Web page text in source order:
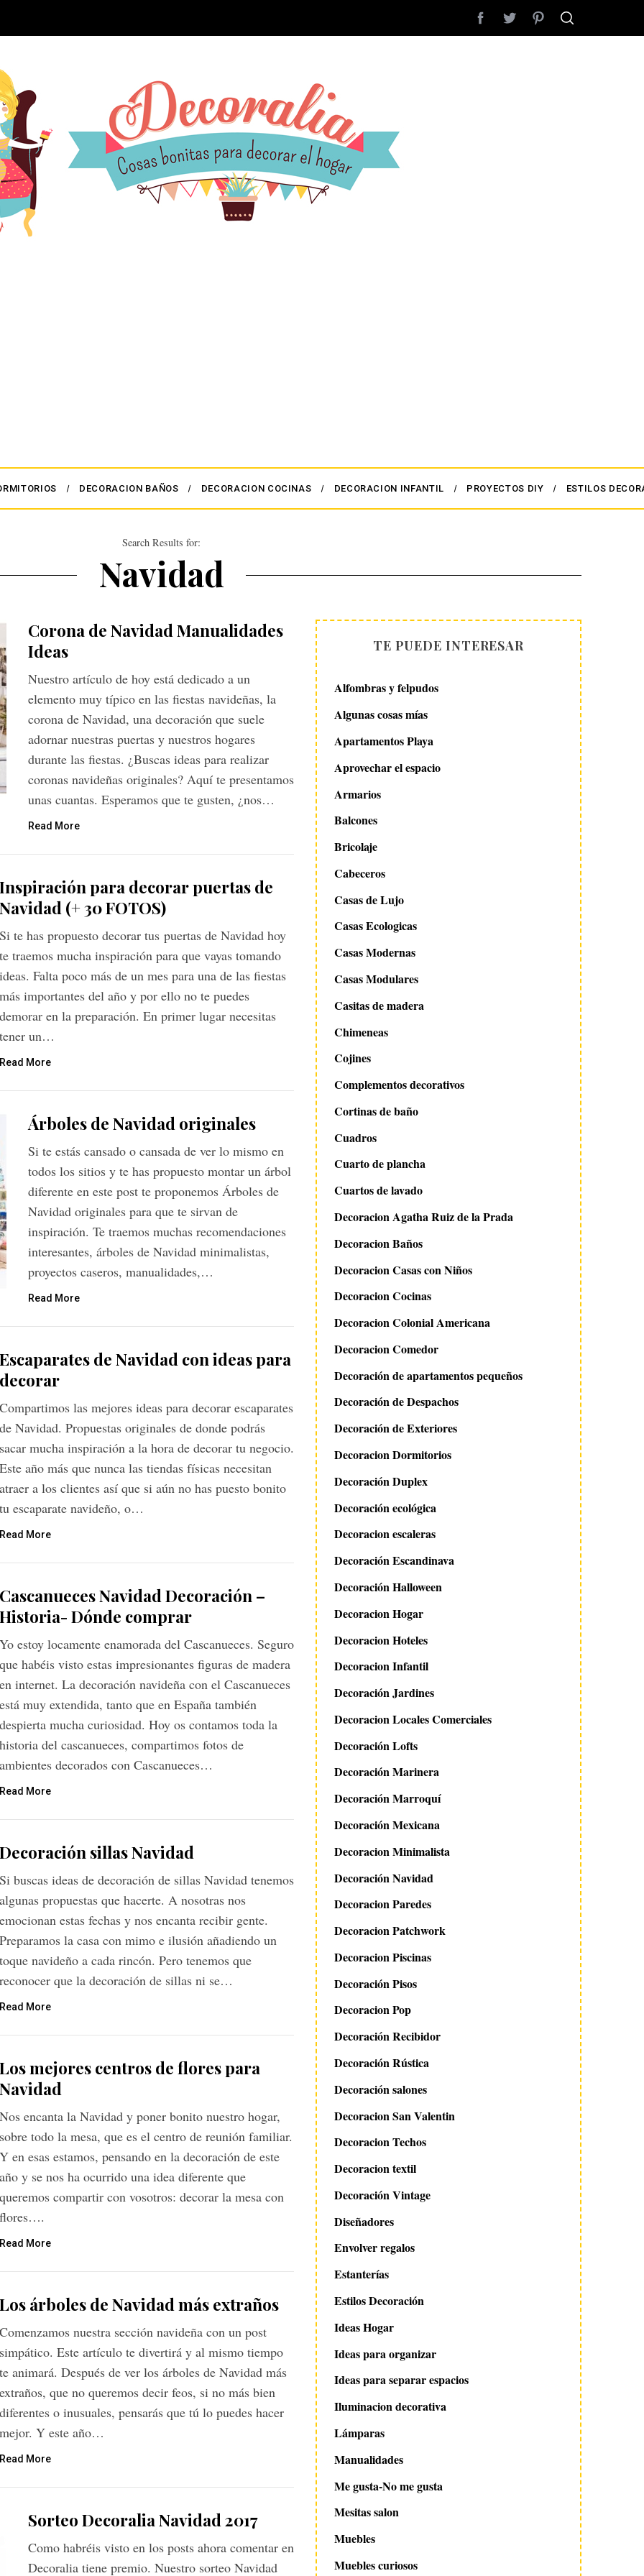
DECORACION BAÑOS DECORACION COCINAS DECORACION INFANTIL PROYECTOS DIY ESTILOS
Search Results for:
Navidad
Corona de Navidad Manualidades
Ideas
Nuestro artículo de hoy está dedicado a un
elemento muy típico en las fiestas navideñas, la
corona de Navidad, una decoración que suele
adornar nuestras puertas y nuestros hogares
durante las fiestas. ¿Buscas ideas para realizar
coronas navideñas originales? Aquí te presentamos
unas cuantas. Esperamos que te gusten, ¿nos…
Read More
Inspiración para decorar puertas de
Navidad (+ 30 FOTOS)
Si te has propuesto decorar tus puertas de Navidad hoy
te traemos mucha inspiración para que vayas tomando
ideas. Falta poco más de un mes para una de las fiestas
más importantes del año y por ello no te puedes
demorar en la preparación. En primer lugar necesitas
tener un…
Read More
Árboles de Navidad originales
Si te estás cansado o cansada de ver lo mismo en
todos los sitios y te has propuesto montar un árbol
diferente en este post te proponemos Árboles de
Navidad originales para que te sirvan de
inspiración. Te traemos muchas recomendaciones
interesantes, árboles de Navidad minimalistas,
proyectos caseros, manualidades,…
Read More
Escaparates de Navidad con ideas para
decorar
Compartimos las mejores ideas para decorar escaparates
de Navidad. Propuestas originales de donde podrás
sacar mucha inspiración a la hora de decorar tu negocio.
Este año más que nunca las tiendas físicas necesitan
atraer a los clientes así que si aún no has puesto bonito
tu escaparate navideño, o…
Read More
Cascanueces Navidad Decoración –
Historia- Dónde comprar
Yo estoy locamente enamorada del Cascanueces. Seguro
que habéis visto estas impresionantes figuras de madera
en internet. La decoración navideña con el Cascanueces
está muy extendida, tanto que en España también
despierta mucha curiosidad. Hoy os contamos toda la
historia del cascanueces, compartimos fotos de
ambientes decorados con Cascanueces…
Read More
Decoración sillas Navidad
Si buscas ideas de decoración de sillas Navidad tenemos
algunas propuestas que hacerte. A nosotras nos
emocionan estas fechas y nos encanta recibir gente.
Preparamos la casa con mimo e ilusión añadiendo un
toque navideño a cada rincón. Pero tenemos que
reconocer que la decoración de sillas ni se…
Read More
Los mejores centros de flores para
Navidad
Nos encanta la Navidad y poner bonito nuestro hogar,
sobre todo la mesa, que es el centro de reunión familiar.
Y en esas estamos, pensando en la decoración de este
año y se nos ha ocurrido una idea diferente que
queremos compartir con vosotros: decorar la mesa con
flores….
Read More
Los árboles de Navidad más extraños
Comenzamos nuestra sección navideña con un post
simpático. Este artículo te divertirá y al mismo tiempo
te animará. Después de ver los árboles de Navidad más
extraños, que no queremos decir feos, si no más bien
diferentes o inusuales, pensarás que tú lo puedes hacer
mejor. Y este año…
Read More
Sorteo Decoralia Navidad 2017
Como habréis visto en los posts ahora comentar en
Decoralia tiene premio. Nuestro sorteo Navidad
TE PUEDE INTERESAR
Alfombras y felpudos
Algunas cosas mías
Apartamentos Playa
Aprovechar el espacio
Armarios
Balcones
Bricolaje
Cabeceros
Casas de Lujo
Casas Ecologicas
Casas Modernas
Casas Modulares
Casitas de madera
Chimeneas
Cojines
Complementos decorativos
Cortinas de baño
Cuadros
Cuarto de plancha
Cuartos de lavado
Decoracion Agatha Ruiz de la Prada
Decoracion Baños
Decoracion Casas con Niños
Decoracion Cocinas
Decoracion Colonial Americana
Decoracion Comedor
Decoración de apartamentos pequeños
Decoración de Despachos
Decoración de Exteriores
Decoracion Dormitorios
Decoración Duplex
Decoración ecológica
Decoracion escaleras
Decoración Escandinava
Decoración Halloween
Decoracion Hogar
Decoracion Hoteles
Decoracion Infantil
Decoración Jardines
Decoracion Locales Comerciales
Decoración Lofts
Decoración Marinera
Decoración Marroquí
Decoración Mexicana
Decoracion Minimalista
Decoración Navidad
Decoracion Paredes
Decoracion Patchwork
Decoracion Piscinas
Decoración Pisos
Decoracion Pop
Decoración Recibidor
Decoración Rústica
Decoración salones
Decoracion San Valentin
Decoracion Techos
Decoracion textil
Decoración Vintage
Diseñadores
Envolver regalos
Estanterías
Estilos Decoración
Ideas Hogar
Ideas para organizar
Ideas para separar espacios
Iluminacion decorativa
Lámparas
Manualidades
Me gusta-No me gusta
Mesitas salon
Muebles
Muebles curiosos